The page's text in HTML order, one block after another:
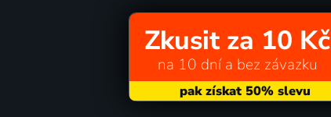
Zkusit za 10 Kč
na 10 dní a bez závazku